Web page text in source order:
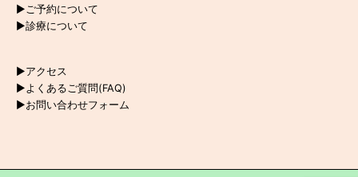
▶︎ご予約について
▶︎診療について
▶︎アクセス
▶︎よくあるご質問(FAQ)
▶︎お問い合わせフォーム